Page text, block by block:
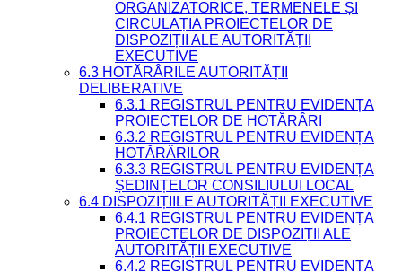
ORGANIZATORICE, TERMENELE ȘI
CIRCULAȚIA PROIECTELOR DE
DISPOZIȚII ALE AUTORITĂȚII
EXECUTIVE
6.3 HOTĂRÂRILE AUTORITĂȚII
DELIBERATIVE
6.3.1 REGISTRUL PENTRU EVIDENȚA
PROIECTELOR DE HOTĂRÂRI
6.3.2 REGISTRUL PENTRU EVIDENȚA
HOTĂRÂRILOR
6.3.3 REGISTRUL PENTRU EVIDENȚA
ȘEDINȚELOR CONSILIULUI LOCAL
6.4 DISPOZIȚIILE AUTORITĂȚII EXECUTIVE
6.4.1 REGISTRUL PENTRU EVIDENȚA
PROIECTELOR DE DISPOZIȚII ALE
AUTORITĂȚII EXECUTIVE
6.4.2 REGISTRUL PENTRU EVIDENȚA